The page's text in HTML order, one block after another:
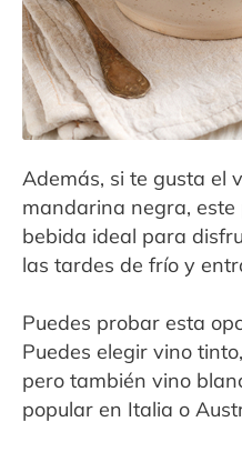
Además, si te gusta el
mandarina negra,
bebida ideal para
las tardes de frío y
Puedes probar esta
Puedes elegir vino
pero también vino
popular en Italia o